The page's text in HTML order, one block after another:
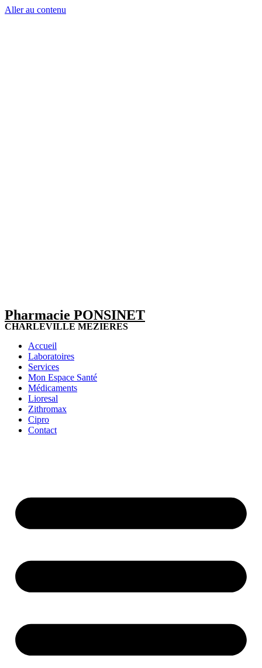
Aller au contenu
Pharmacie PONSINET
CHARLEVILLE MEZIERES
Accueil
Laboratoires
Services
Mon Espace Santé
Médicaments
Lioresal
Zithromax
Cipro
Contact